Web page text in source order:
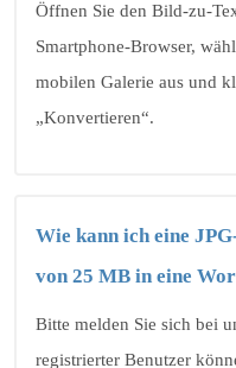
Öffnen Sie den Bild-zu-
Smartphone-Browser,
mobilen Galerie aus und
„Konvertieren“.
Wie kann ich eine
von 25 MB in eine
Bitte melden Sie sich bei
registrierter Benutzer